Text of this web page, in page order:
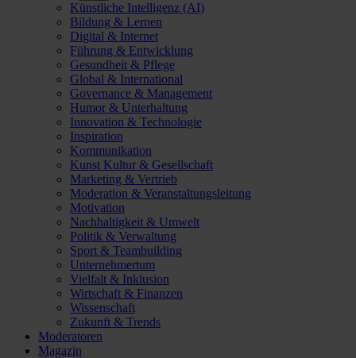
Künstliche Intelligenz (AI)
Bildung & Lernen
Digital & Internet
Führung & Entwicklung
Gesundheit & Pflege
Global & International
Governance & Management
Humor & Unterhaltung
Innovation & Technologie
Inspiration
Kommunikation
Kunst Kultur & Gesellschaft
Marketing & Vertrieb
Moderation & Veranstaltungsleitung
Motivation
Nachhaltigkeit & Umwelt
Politik & Verwaltung
Sport & Teambuilding
Unternehmertum
Vielfalt & Inklusion
Wirtschaft & Finanzen
Wissenschaft
Zukunft & Trends
Moderatoren
Magazin